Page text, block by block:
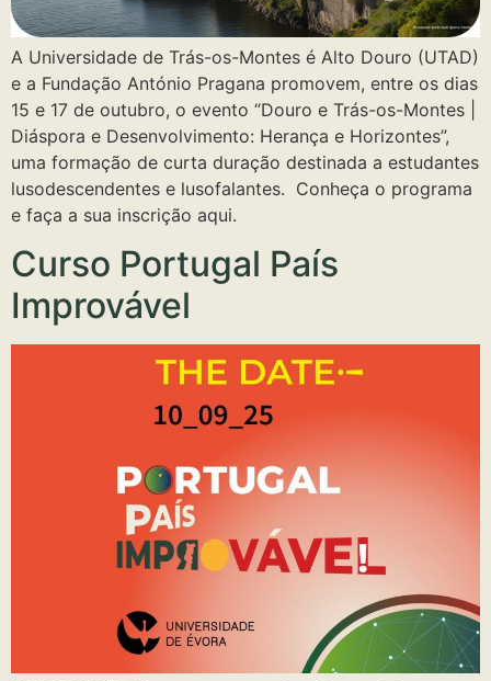
A Universidade de Trás-os-Montes é Alto Douro (UTAD)
e a Fundação António Pragana promovem, entre os dias
15 e 17 de outubro, o evento “Douro e Trás-os-Montes |
Diáspora e Desenvolvimento: Herança e Horizontes”,
uma formação de curta duração destinada a estudantes
lusodescendentes e lusofalantes. ‍ Conheça o programa
e faça a sua inscrição aqui.
Curso Portugal País
Improvável